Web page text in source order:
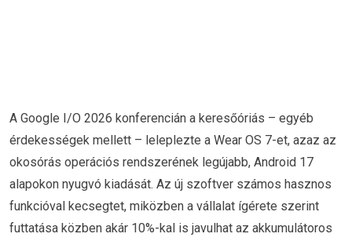
A Google I/O 2026 konferencián a keresőóriás – egyéb
érdekességek mellett – leleplezte a Wear OS 7-et, azaz az
okosórás operációs rendszerének legújabb, Android 17
alapokon nyugvó kiadását. Az új szoftver számos hasznos
funkcióval kecsegtet, miközben a vállalat ígérete szerint
futtatása közben akár 10%-kal is javulhat az akkumulátoros